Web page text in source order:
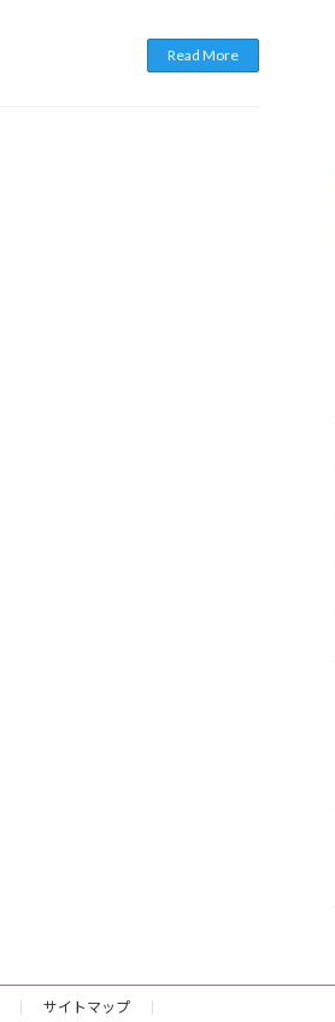
Read More
サイトマップ